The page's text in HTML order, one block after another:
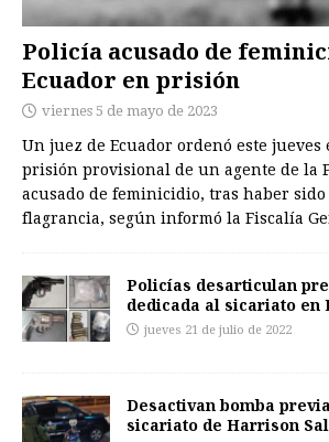
Policía acusado de
Ecuador en prisión
viernes 5 de mayo de 2023
Un juez de Ecuador ordenó este jueves
prisión provisional de un agente de la
acusado de feminicidio, tras haber
flagrancia, según informó la Fiscalía
Policías desarticulan
dedicada al sicariato en
jueves 21 de julio de 2022
Desactivan bomba
sicariato de Harrison